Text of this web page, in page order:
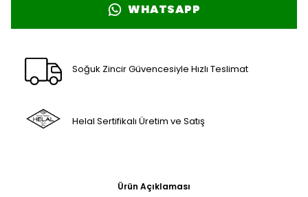
WHATSAPP
Soğuk Zincir Güvencesiyle Hızlı Teslimat
Helal Sertifikalı Üretim ve Satış
Ürün Açıklaması